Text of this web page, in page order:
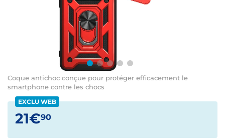
Coque antichoc conçue pour protéger efficacement le
smartphone contre les chocs
EXCLU WEB
21€90